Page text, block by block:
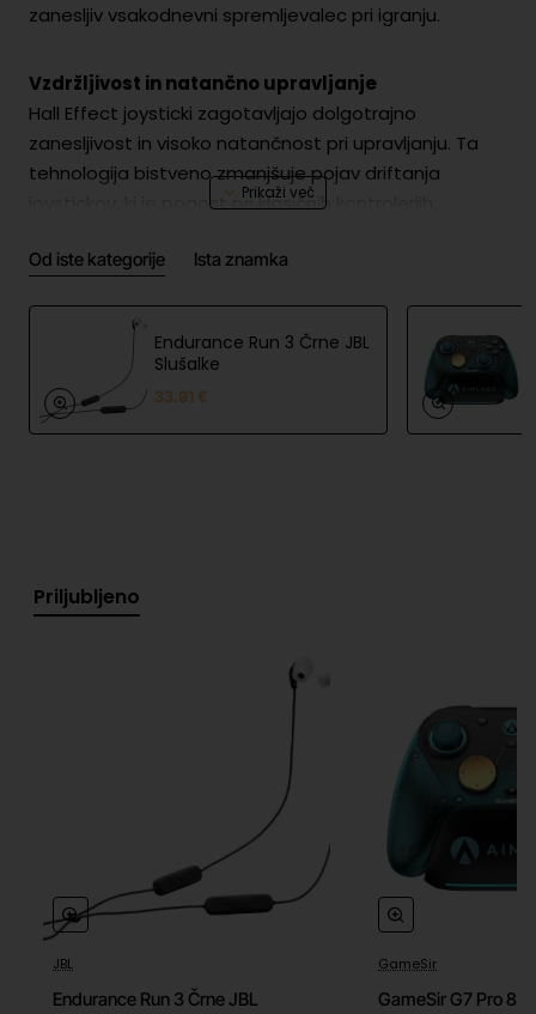
zanesljiv vsakodnevni spremljevalec pri igranju.
Vzdržljivost in natančno upravljanje
Hall Effect joysticki zagotavljajo dolgotrajno
zanesljivost in visoko natančnost pri upravljanju. Ta
tehnologija bistveno zmanjšuje pojav driftanja
joystickov, ki je pogost pri klasičnih kontrolerjih.
upravljanje v različnih igralnih situacijah.
Prilagodljivost povezovanja in združljivost
Kontroler podpira tri načine povezovanja: Bluetooth,
brezžični dongle in USB-C kabel. To omogoča
enostavno preklapljanje med napravami ter stabilno
Vgrajena Turbo funkcija z možnostjo prilagoditve več
pomočjo M tipke lahko hitro vklapljaš ali izklapljaš
Ergonomija in igralna izkušnja
Dva vibracijska motorja v ročajih zagotavljata
realistično povratno informacijo, ki poveča občutek
potopitve v igro. Ergonomska oblika in kompaktna
zasnova poskrbita za udobno uporabo tudi pri daljših
igralnih sejah.
Od iste kategorije Ista znamka
Endurance Run 3 Črne JBL
Slušalke
33.91 €
Priljubljeno
JBL
Endurance Run 3 Črne JBL
GameSir
GameSir G7 Pro 8K